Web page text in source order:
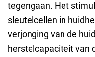
tegengaan. Het
sleutelcellen in
verjonging van de
herstelcapaciteit van